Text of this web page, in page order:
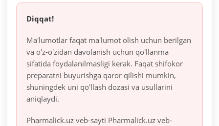
Diqqat!
Ma'lumotlar faqat ma'lumot olish uchun berilgan
va o'z-o'zidan davolanish uchun qo'llanma
sifatida foydalanilmasligi kerak. Faqat shifokor
preparatni buyurishga qaror qilishi mumkin,
shuningdek uni qo'llash dozasi va usullarini
aniqlaydi.
Pharmalick.uz veb-sayti Pharmalick.uz veb-